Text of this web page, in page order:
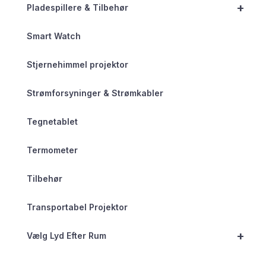
+
Pladespillere & Tilbehør
Smart Watch
Stjernehimmel projektor
Strømforsyninger & Strømkabler
Tegnetablet
Termometer
Tilbehør
Transportabel Projektor
+
Vælg Lyd Efter Rum